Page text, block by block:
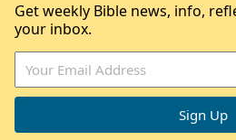
Get weekly Bible news, info,
your inbox.